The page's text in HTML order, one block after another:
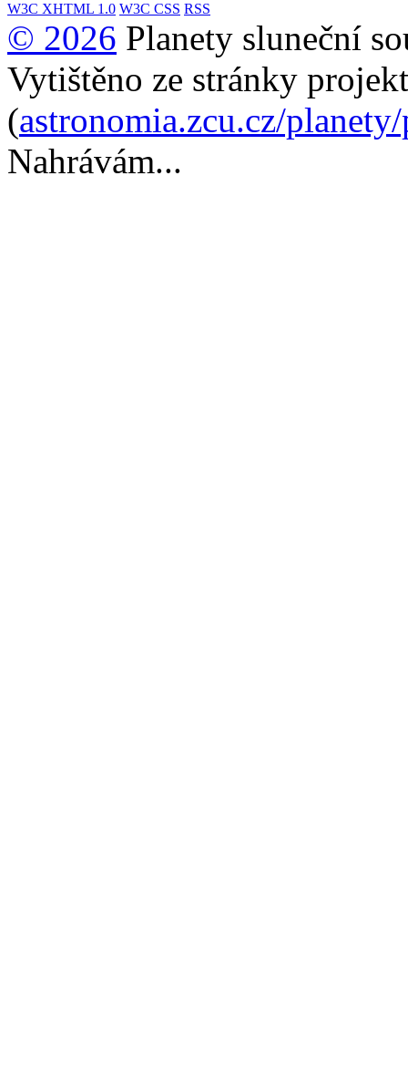
W3C XHTML 1.0 W3C CSS RSS
© 2026 Planety sluneční
Vytištěno ze stránky
(astronomia.zcu.cz/
Nahrávám...